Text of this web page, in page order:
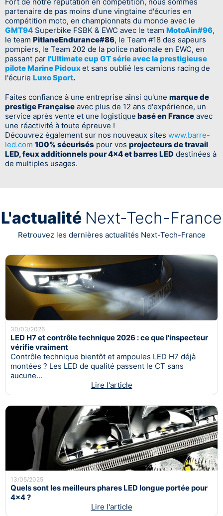
Fort de notre réputation en compétition, nous sommes
partenaire de pas moins d'une vingtaine d'écuries en
compétition moto, en championnats du monde avec le
GMT94 Superbike FSBK & EWC avec le team MotoAin#96,
le team PitlaneEndurance#86, le Team #18 des sapeurs
pompiers, le Team 202 de la police nationale en EWC, en
passant par l'Ultimate cup GT série avec la prestigieuse
pilote Marine Pidouxet sans oublié les camions racing de
l'écurie Luxo Sport.
Faites confiance à une entreprise ainsi qu'une marque de
prestige Française avec plus de 12 ans d'expérience, un
service après vente et une logistique basé en France avec
une réactivité à toute épreuve !
Découvrez également sur nos nouveaux sites www.barre-
led.com 100% sécurisés pour vos projecteurs de travail
LED, feux additionnels pour 4x4 et barres LED destinées à
de multiples usages.
L'actualité Next-Tech-France
Retrouvez les dernières actualités Next-Tech-France
30/03/2026
LED H7 et contrôle technique 2026 : ce que l'inspecteur
vérifie vraiment
Contrôle technique bientôt et ampoules LED H7 déjà
montées ? Les LED de qualité passent le CT sans
aucune...
Lire l'article
13/05/2025
Quels sont les meilleurs phares LED longue portée pour
4x4 ?
Lire l'article